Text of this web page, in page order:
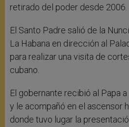
retirado del poder desde 2006.
El Santo Padre salió de la
La Habana en dirección al
para realizar una visita de
cubano.
El gobernante recibió al Papa
y le acompañó en el ascensor
donde tuvo lugar la